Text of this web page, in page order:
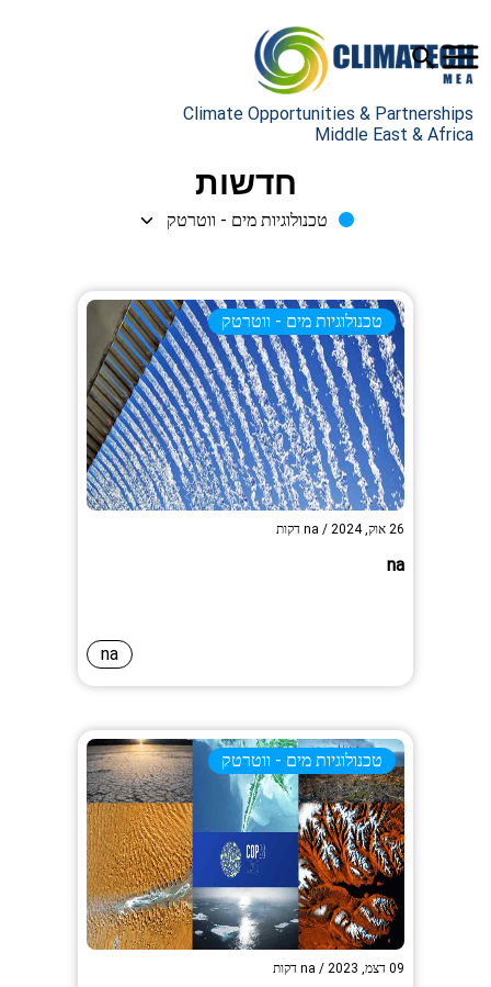
Climate Opportunities & Partnerships
Middle East & Africa
חדשות
טכנולוגיות מים - ווטרטק
טכנולוגיות מים - ווטרטק
26 אוק, 2024 /
na דקות
na
na
טכנולוגיות מים - ווטרטק
09 דצמ, 2023 /
na דקות